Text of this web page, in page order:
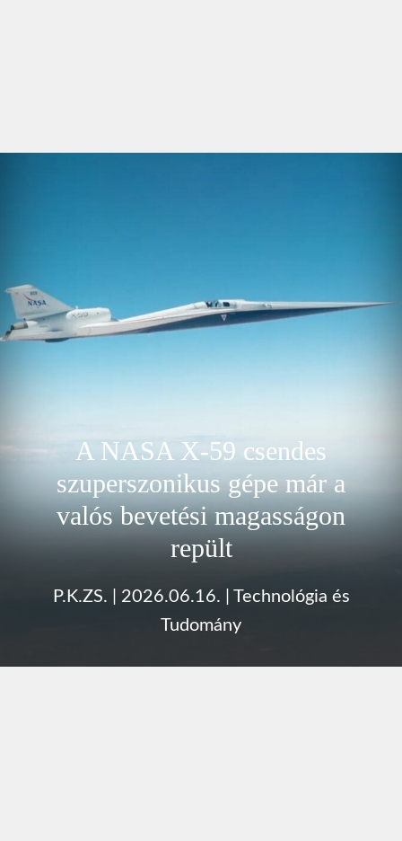
A NASA X-59 csendes
szuperszonikus gépe már a
valós bevetési magasságon
repült
P.K.ZS. 2026.06.16.
Technológia és
Tudomány